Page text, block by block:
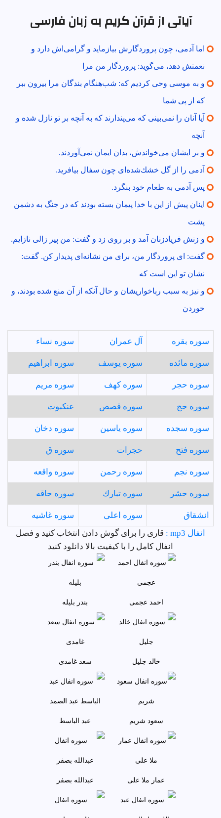
آیاتی از قرآن کریم به زبان فارسی
اما آدمى، چون پروردگارش بيازمايد و گرامى‌اش دارد و
نعمتش دهد، مى‌گويد: پروردگار من مرا
و به موسى وحى كرديم كه: شب‌هنگام بندگان مرا بيرون ببر
كه از پى شما
آيا آنان را نمى‌بينى كه مى‌پندارند كه به آنچه بر تو نازل شده و
آنچه
و بر ايشان مى‌خواندش، بدان ايمان نمى‌آوردند.
آدمى را از گل خشك‌شده‌اى چون سفال بيافريد.
پس آدمى به طعام خود بنگرد.
اينان پيش از اين با خدا پيمان بسته بودند كه در جنگ به دشمن
پشت
و زنش فريادزنان آمد و بر روى زد و گفت: من پير زالى نازايم.
گفت: اى پروردگار من، براى من نشانه‌اى پديدار كن. گفت:
نشان تو اين است كه
و نيز به سبب رباخواريشان و حال آنكه از آن منع شده بودند، و
خوردن
سوره بقره آل عمران سوره نساء
سوره مائده سوره يوسف سوره ابراهيم
سوره حجر سوره كهف سوره مريم
سوره حج سوره قصص عنكبوت
سوره سجده سوره ياسين سوره دخان
سوره فتح حجرات سوره ق
سوره نجم سوره رحمن سوره واقعه
سوره حشر سوره تبارك سوره حاقه
انشقاق سوره اعلى
سوره غاشيه
انفال mp3 :
قاری را برای گوش دادن انتخاب کنید و فصل
انفال کامل را با کیفیت بالا دانلود کنید
احمد عجمى بندر بليله
خالد جليل سعد غامدی
سعود شريم عبد الباسط
عمار ملا علی عبدالله بصفر